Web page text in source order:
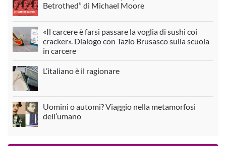
Betrothed” di Michael Moore
«Il carcere è farsi passare la voglia di sushi coi
cracker». Dialogo con Tazio Brusasco sulla scuola
in carcere
L’italiano è il ragionare
Uomini o automi? Viaggio nella metamorfosi
dell’umano